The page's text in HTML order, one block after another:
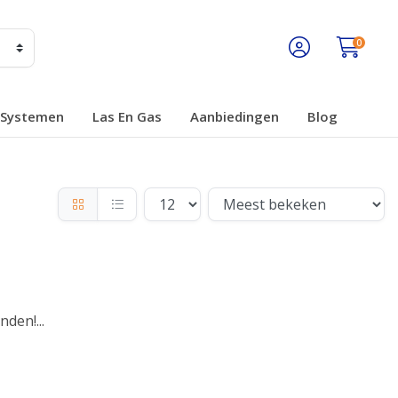
0
Systemen Las En Gas Aanbiedingen Blog